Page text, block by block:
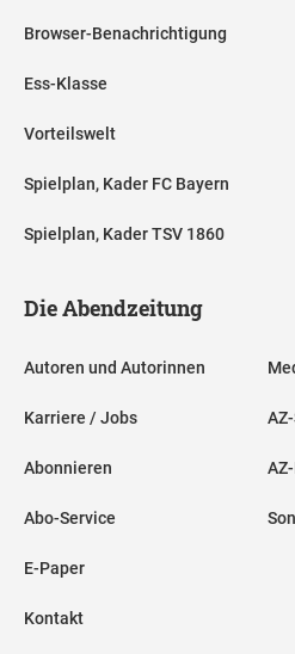
Browser-Benachrichtigung
Ess-Klasse
Vorteilswelt
Spielplan, Kader FC Bayern
Spielplan, Kader TSV 1860
Die Abendzeitung
Autoren und Autorinnen
Karriere / Jobs
Abonnieren
Abo-Service
E-Paper
Kontakt